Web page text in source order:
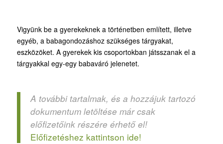
Vigyünk be a gyerekeknek a történetben említett, illetve
egyéb, a babagondozáshoz szükséges tárgyakat,
eszközöket. A gyerekek kis csoportokban játsszanak el a
tárgyakkal egy-egy babaváró jelenetet.
A további tartalmak, és a hozzájuk tartozó
dokumentum letöltése már csak
előfizetőink részére érhető el!
Előfizetéshez kattintson ide!